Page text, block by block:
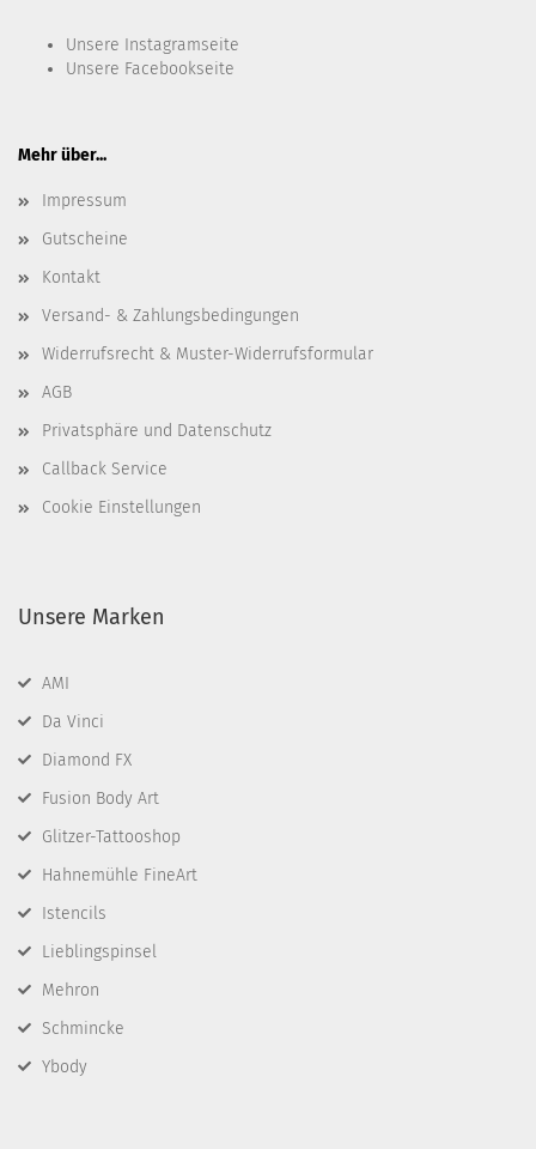
Unsere Instagramseite
Unsere Facebookseite
Mehr über...
Impressum
Gutscheine
Kontakt
Versand- & Zahlungsbedingungen
Widerrufsrecht & Muster-Widerrufsformular
AGB
Privatsphäre und Datenschutz
Callback Service
Cookie Einstellungen
Unsere Marken
AMI
Da Vinci
Diamond FX
Fusion Body Art
Glitzer-Tattooshop
Hahnemühle FineArt
Istencils
Lieblingspinsel
Mehron
Schmincke
Ybody